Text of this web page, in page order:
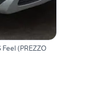
(PREZZO